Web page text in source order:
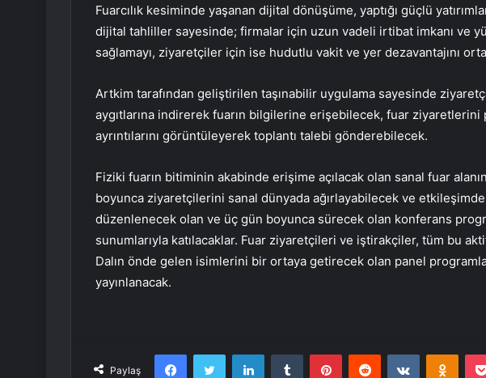
Fuarcılık kesiminde yaşanan dijital dönüşüme, yaptığı güçlü
dijital tahliller sayesinde; firmalar için uzun vadeli irtibat imkanı ve
sağlamayı, ziyaretçiler için ise hudutlu vakit ve yer dezavantajını
Artkim tarafından geliştirilen taşınabilir uygulama sayesinde
aygıtlarına indirerek fuarın bilgilerine erişebilecek, fuar
ayrıntılarını görüntüleyerek toplantı talebi gönderebilecek.
Fiziki fuarın bitiminin akabinde erişime açılacak olan sanal fuar
boyunca ziyaretçilerini sanal dünyada ağırlayabilecek ve
düzenlenecek olan ve üç gün boyunca sürecek olan konferans
sunumlarıyla katılacaklar. Fuar ziyaretçileri ve iştirakçiler, tüm bu
Dalın önde gelen isimlerini bir ortaya getirecek olan panel
yayınlanacak.
Paylaş
FacebookTwitter LinkedInTumblr PinterestReddit VKontakte